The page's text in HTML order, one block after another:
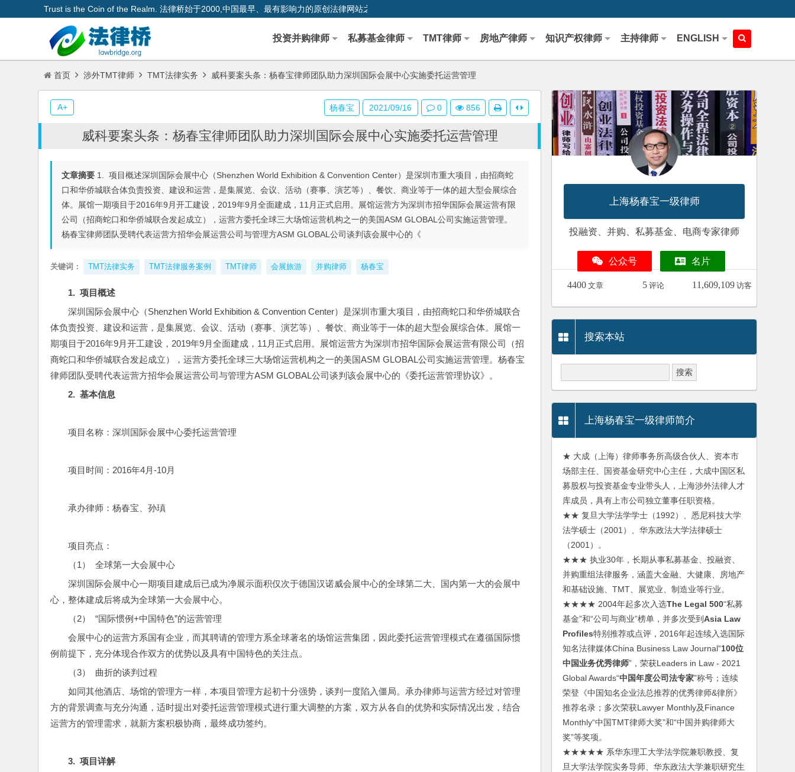
Trust is the Coin of the Realm. 法律桥始于2000,中国最早、最有影响力的原创法律网站之一
投资并购律师 私募基金律师 TMT律师 房地产律师 知识产权律师 主持律师 ENGLISH
首页 涉外TMT律师 TMT法律实务 威科要案头条：杨春宝律师团队助力深圳国际会展中心实施委托运营管理
威科要案头条：杨春宝律师团队助力深圳国际会展中心实施委托运营管理
文章摘要 1. 项目概述深圳国际会展中心（Shenzhen World Exhibition & Convention Center）是深圳市重大项目，由招商蛇
口和华侨城联合体负责投资、建设和运营，是集展览、会议、活动（赛事、演艺等）、餐饮、商业等于一体的超大型会展综合
体。展馆一期项目于2016年9月开工建设，2019年9月全面建成，11月正式启用。展馆运营方为深圳市招华国际会展运营有限
公司（招商蛇口和华侨城联合发起成立），运营方委托全球三大场馆运营机构之一的美国ASM GLOBAL公司实施运营管理。
杨春宝律师团队受聘代表运营方招华会展运营公司与管理方ASM GLOBAL公司谈判该会展中心的《
关键词： TMT法律实务 TMT法律服务案例 TMT律师 会展旅游 并购律师 杨春宝
1. 项目概述
深圳国际会展中心（Shenzhen World Exhibition & Convention Center）是深圳市重大项目，由招商蛇口和华侨城联合
体负责投资、建设和运营，是集展览、会议、活动（赛事、演艺等）、餐饮、商业等于一体的超大型会展综合体。展馆一
期项目于2016年9月开工建设，2019年9月全面建成，11月正式启用。展馆运营方为深圳市招华国际会展运营有限公司（招
商蛇口和华侨城联合发起成立），运营方委托全球三大场馆运营机构之一的美国ASM GLOBAL公司实施运营管理。杨春宝
律师团队受聘代表运营方招华会展运营公司与管理方ASM GLOBAL公司谈判该会展中心的《委托运营管理协议》。
2. 基本信息
项目名称：深圳国际会展中心委托运营管理
项目时间：2016年4月-10月
承办律师：杨春宝、孙瑱
项目亮点：
（1）  全球第一大会展中心
深圳国际会展中心一期项目建成后已成为净展示面积仅次于德国汉诺威会展中心的全球第二大、国内第一大的会展中
心，整体建成后将成为全球第一大会展中心。
（2）  “国际惯例+中国特色”的运营管理
会展中心的运营方系国有企业，而其聘请的管理方系全球著名的场馆运营集团，因此委托运营管理模式在遵循国际惯
例前提下，充分体现合作双方的优势以及具有中国特色的关注点。
（3）  曲折的谈判过程
如同其他酒店、场馆的管理方一样，本项目管理方起初十分强势，谈判一度陷入僵局。承办律师与运营方经过对管理
方的背景调查与充分沟通，适时提出对委托运营管理模式进行重大调整的方案，双方从各自的优势和实际情况出发，结合
运营方的管理需求，就新方案积极协商，最终成功签约。
3. 项目详解
杨春宝 2021/09/16 0 856
A+
上海杨春宝一级律师
投融资、并购、私募基金、电商专家律师
公众号 名片
4400 文章 5 评论 11,609,109 访客
搜索本站
上海杨春宝一级律师简介
★ 大成（上海）律师事务所高级合伙人、资本市
场部主任、国资基金研究中心主任，大成中国区私
募股权与投资基金专业带头人，上海涉外法律人才
库成员，具有上市公司独立董事任职资格。
★★ 复旦大学法学学士（1992）、悉尼科技大学
法学硕士（2001）、华东政法大学法律硕士
（2001）。
★★★ 执业30年，长期从事私募基金、投融资、
并购重组法律服务，涵盖大金融、大健康、房地产
和基础设施、TMT、展览业、制造业等行业。
★★★★ 2004年起多次入选The Legal 500“私募
基金”和“公司与商业”榜单，并多次受到Asia Law
Profiles特别推荐或点评，2016年起连续入选国际
知名法律媒体China Business Law Journal“100位
中国业务优秀律师”，荣获Leaders in Law - 2021
Global Awards“中国年度公司法专家”称号；连续
荣登《中国知名企业法总推荐的优秀律师&律所》
推荐名录；多次荣获Lawyer Monthly及Finance
Monthly“中国TMT律师大奖”和“中国并购律师大
奖”等奖项。
★★★★★ 系华东理工大学法学院兼职教授、复
旦大学法学院实务导师、华东政法大学兼职研究生